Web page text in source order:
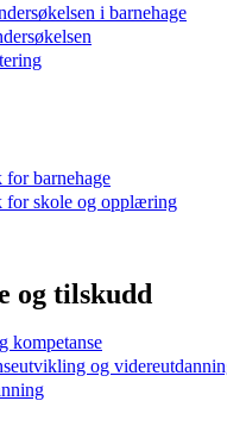
i barnehage
for barnehage
for skole og opplæring
og tilskudd
kompetanse
og